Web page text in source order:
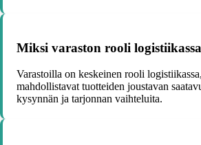
Miksi varaston rooli
Varastoilla on keskeinen rooli
mahdollistavat tuotteiden joustavan
kysynnän ja tarjonnan vaihteluita.